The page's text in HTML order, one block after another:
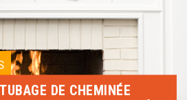
DE CHEMINÉE